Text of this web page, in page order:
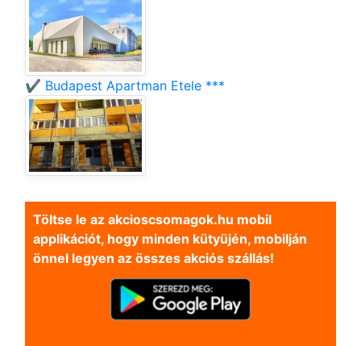
✔️ Budapest Apartman Etele ***
Töltse le az akcioscsomagok.hu mobil
applikációt, hogy minden kütyüjén, mobilján
önnel legyen az összes akciós szállás!